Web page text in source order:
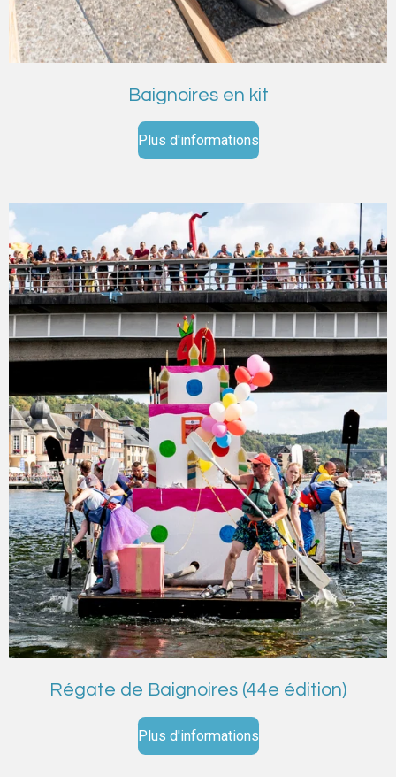
Baignoires en kit
Plus d'informations
Régate de Baignoires (44e édition)
Plus d'informations